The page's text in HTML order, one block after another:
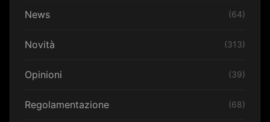
News (64)
Novità (313)
Opinioni (39)
Regolamentazione (68)